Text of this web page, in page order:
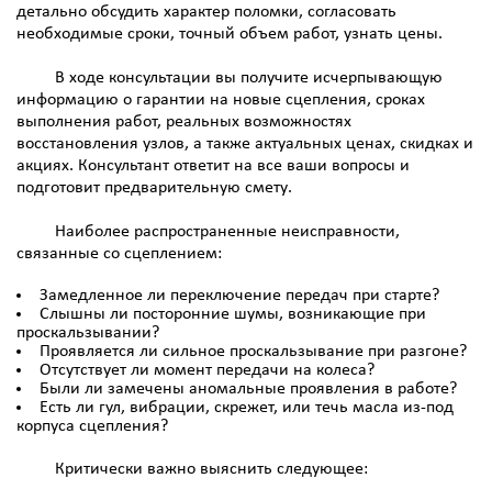
детально обсудить характер поломки, согласовать
необходимые сроки, точный объем работ, узнать цены.
В ходе консультации вы получите исчерпывающую
информацию о гарантии на новые сцепления, сроках
выполнения работ, реальных возможностях
восстановления узлов, а также актуальных ценах, скидках и
акциях. Консультант ответит на все ваши вопросы и
подготовит предварительную смету.
Наиболее распространенные неисправности,
связанные со сцеплением:
Замедленное ли переключение передач при старте?
Слышны ли посторонние шумы, возникающие при
проскальзывании?
Проявляется ли сильное проскальзывание при разгоне?
Отсутствует ли момент передачи на колеса?
Были ли замечены аномальные проявления в работе?
Есть ли гул, вибрации, скрежет, или течь масла из-под
корпуса сцепления?
Критически важно выяснить следующее: